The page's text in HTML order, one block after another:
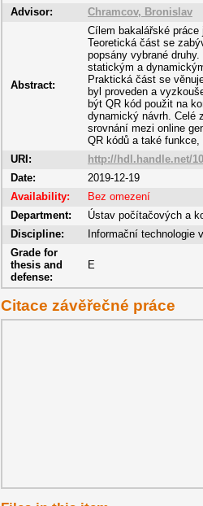
Advisor:
Chramcov, Bronislav
Abstract:
Cílem bakalářské
Teoretická část se
popsány vybrané
statickým a
Praktická část se
byl proveden a
být QR kód použit na
dynamický návrh. Celé
srovnání mezi online
QR kódů a také
URI:
http://hdl.handle.net/
Date:
2019-12-19
Availability:
Bez omezení
Department:
Ústav počítačových a
Discipline:
Informační technologie
Grade for
thesis and
defense:
E
Citace závěřečné práce